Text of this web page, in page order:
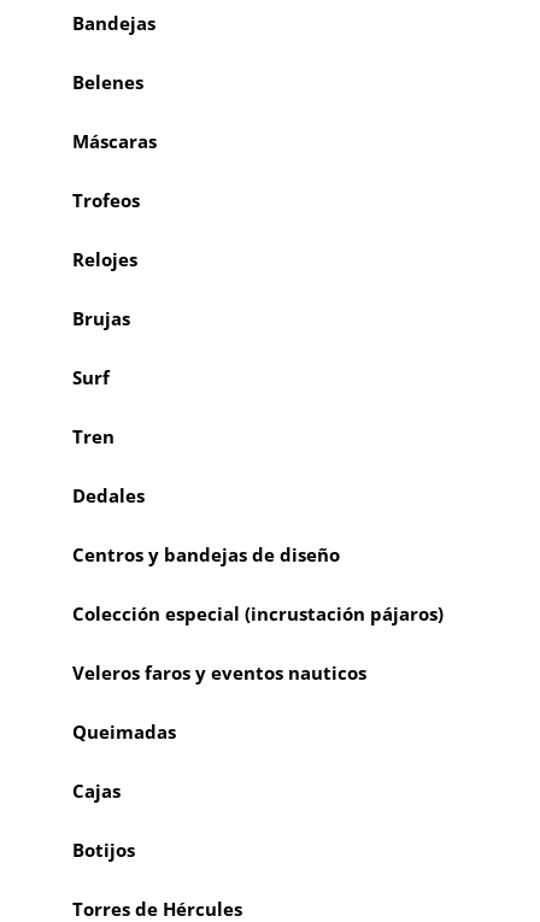
Bandejas
Belenes
Máscaras
Trofeos
Relojes
Brujas
Surf
Tren
Dedales
Centros y bandejas de diseño
Colección especial (incrustación pájaros)
Veleros faros y eventos nauticos
Queimadas
Cajas
Botijos
Torres de Hércules